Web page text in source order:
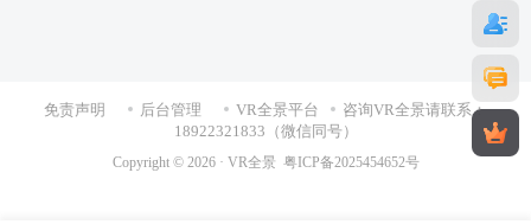
免责声明 后台管理 VR全景平台
咨询VR全景请联系：
18922321833（微信同号）
Copyright © 2026 · VR全景 粤ICP备2025454652号